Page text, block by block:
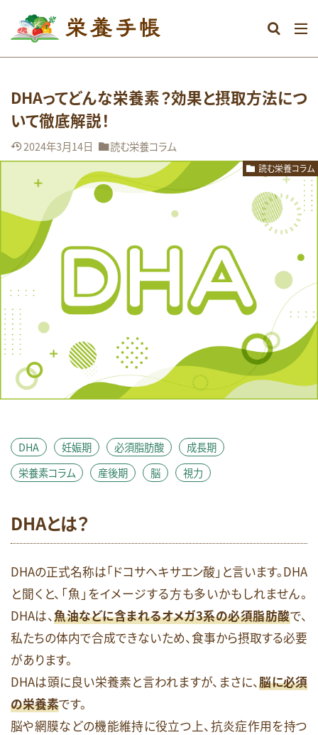
DHAってどんな栄養素？効果と摂取方法につ
いて徹底解説！
2024年3月14日 読む栄養コラム
読む栄養コラム
DHA 妊娠期 必須脂肪酸
成長期
栄養素コラム
産後期 脳 視力
DHAとは？
DHAの正式名称は「ドコサヘキサエン酸」と言います。DHA
と聞くと、「魚」をイメージする方も多いかもしれません。
DHAは、魚油などに含まれるオメガ3系の必須脂肪酸で、
私たちの体内で合成できないため、食事から摂取する必要
があります。
DHAは頭に良い栄養素と言われますが、まさに、脳に必須
の栄養素です。
脳や網膜などの機能維持に役立つ上、抗炎症作用を持つ
カテゴリー
タグ
DHA おなか
めまい
アミノ酸
アレルギー
エネルギー
オメガ3系脂肪酸
グルテンフリー
ダイエット
ビタミンB群
ビタミンC
ビタミンD
マグネシウム
ミネラル
メンタル
レシピ 亜鉛
体調不良
健康維持
妊娠期
必須脂肪酸
成長期 抗酸化
朝食
栄養素コラム
消化しやすい
生活習慣病
産後期
皮膚 睡眠
糖質
花粉症
血糖値 視力
貧血
足のつり
運動 鉄 頭痛